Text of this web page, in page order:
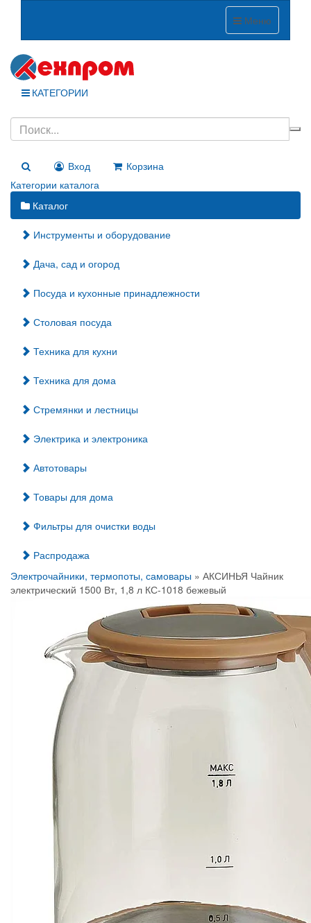
Меню
КАТЕГОРИИ
Вход
Корзина
Категории каталога
Каталог
Инструменты и оборудование
Дача, сад и огород
Посуда и кухонные принадлежности
Столовая посуда
Техника для кухни
Техника для дома
Стремянки и лестницы
Электрика и электроника
Автотовары
Товары для дома
Фильтры для очистки воды
Распродажа
Электрочайники, термопоты, самовары » АКСИНЬЯ Чайник
электрический 1500 Вт, 1,8 л КС-1018 бежевый